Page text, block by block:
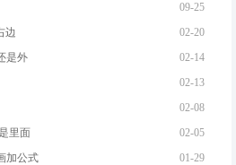
09-25
边 02-20
是外 02-14
02-13
02-08
里面 02-05
加公式 01-29